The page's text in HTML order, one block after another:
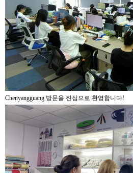
Chenyangguang 방문을 진심으로 환영합니다!